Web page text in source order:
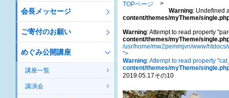
TOPページ
Warning: Undefined
content/themes/myTheme/
Warning: Attempt to read property
content/themes/myTheme/
/usr/home/mw2pemmjvn/www/
">
Warning: Attempt to read property
content/themes/myTheme/
2019.05.17その10
会長メッセージ
ご寄付のお願い
めぐみ公開講座
講座一覧
講演会